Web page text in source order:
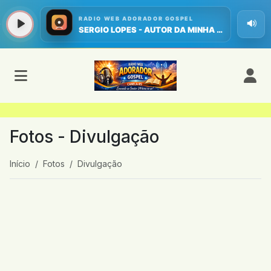
Fotos - Divulgação
Início Fotos Divulgação